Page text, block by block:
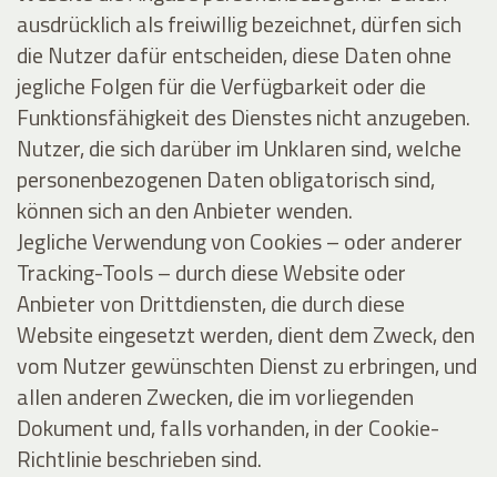
ausdrücklich als freiwillig bezeichnet, dürfen sich
die Nutzer dafür entscheiden, diese Daten ohne
jegliche Folgen für die Verfügbarkeit oder die
Funktionsfähigkeit des Dienstes nicht anzugeben.
Nutzer, die sich darüber im Unklaren sind, welche
personenbezogenen Daten obligatorisch sind,
können sich an den Anbieter wenden.
Jegliche Verwendung von Cookies – oder anderer
Tracking-Tools – durch diese Website oder
Anbieter von Drittdiensten, die durch diese
Website eingesetzt werden, dient dem Zweck, den
vom Nutzer gewünschten Dienst zu erbringen, und
allen anderen Zwecken, die im vorliegenden
Dokument und, falls vorhanden, in der Cookie-
Richtlinie beschrieben sind.